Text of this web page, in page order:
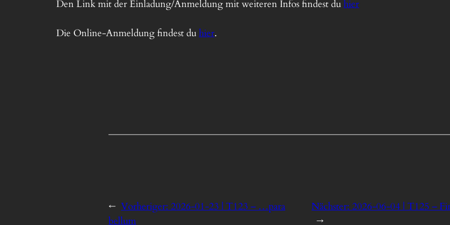
Den Link mit der Einladung/Anmeldung mit weiteren Infos findest duhier
Die Online-Anmeldung findest duhier.
← Vorheriger: 2026-01-23 | T123 – …para
bellum
Nächster:2026-06-04 | T125 –
→